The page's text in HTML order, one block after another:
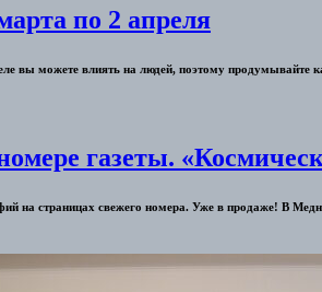
по 2 апреля
вы можете влиять на людей, поэтому продумывайте
газеты.
на страницах свежего номера. Уже в продаже! В